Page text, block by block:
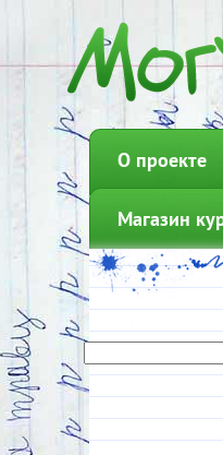
О проекте
Магазин